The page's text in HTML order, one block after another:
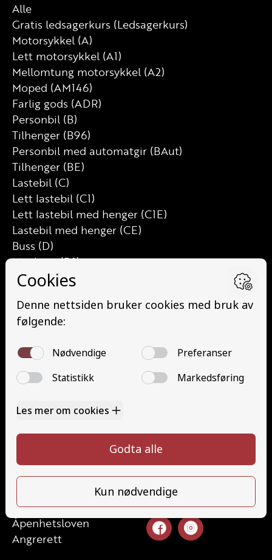
Alle
Gratis ledsagerkurs (Ledsagerkurs)
Motorsykkel (A)
Lett motorsykkel (A1)
Mellomtung motorsykkel (A2)
Moped (AM146)
Farlig gods (ADR)
Personbil (B)
Tilhenger (B96)
Personbil med automatgir (BAut)
Tilhenger (BE)
Lastebil (C)
Lett lastebil (C1)
Lett lastebil med henger (C1E)
Lastebil med henger (CE)
Buss (D)
Minibuss (D1)
Minibuss med henger (D1E)
Traktor (T)
Traktor (T141 og T148)
Trafikalt grunnkurs (TG)
Gods (YDG – YSK)
Person (YDP – YSK)
Kontakt
Priser
Elevside
Kontakt oss
Åpenhetsloven
Angrerett
52 70 87 90
post@haugaland-as.no
Følg oss